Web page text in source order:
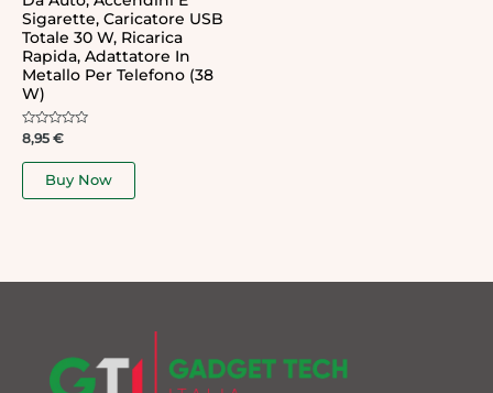
Sigarette, Caricatore USB
Totale 30 W, Ricarica
Rapida, Adattatore In
Metallo Per Telefono (38
W)
Rated
out
8,95 €
Buy Now